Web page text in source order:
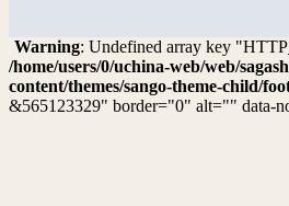
Warning: Undefined array key
/home/users/0/uchina-web/web/
content/themes/sango-theme-child/
&565123329" border="0" alt="" data-